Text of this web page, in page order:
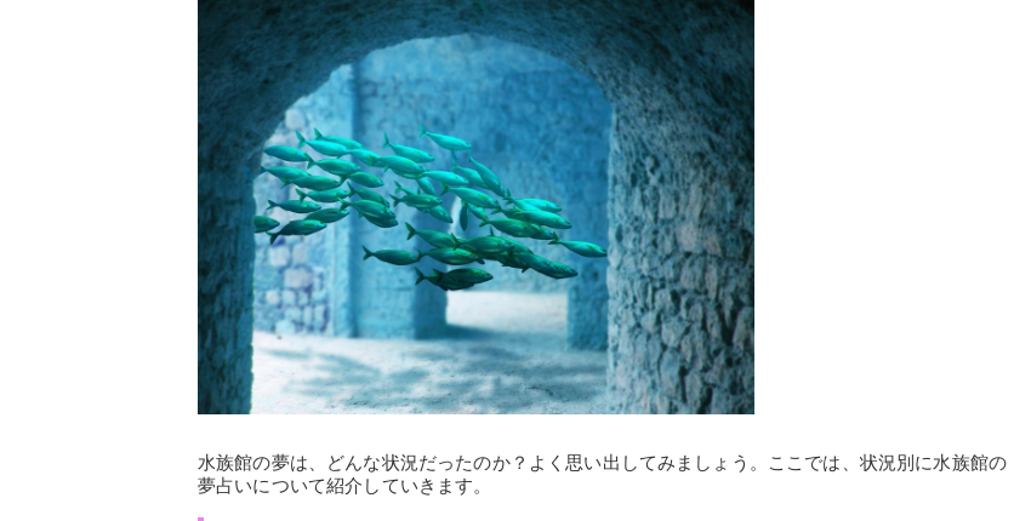
水族館の夢は、どんな状況だったのか？よく思い出してみましょう。ここでは、状況別に水族館の
夢占いについて紹介していきます。